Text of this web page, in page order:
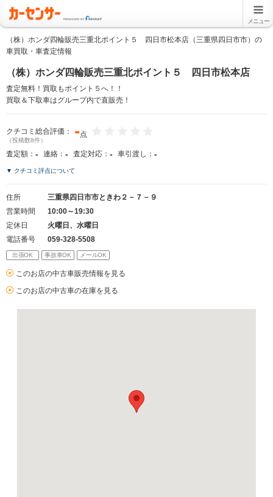
メニュー
（株）ホンダ四輪販売三重北ポイント５ 四日市松本店（三重県四日市市）の
車買取・車査定情報
（株）ホンダ四輪販売三重北ポイント５ 四日市松本店
査定無料！買取もポイント５へ！！
買取＆下取車はグループ内で直販売！
クチコミ総合評価： -点
（投稿数8件）
査定額： - 連絡： - 査定対応： - 車引渡し： -
▼ クチコミ評点について
住所
三重県四日市市ときわ２－７－９
営業時間
10:00～19:30
定休日
火曜日、水曜日
電話番号
059-328-5508
出張OK 事故車OK メールOK
このお店の中古車販売情報を見る
このお店の中古車の在庫を見る